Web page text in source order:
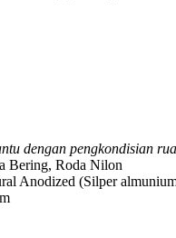
dengan pengkondisian
Bering, Roda Nilon
Anodized (Silper